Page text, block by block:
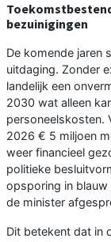
bezuinigingen
De komende jaren
uitdaging. Zonder
landelijk een
2030 wat alleen
personeelskosten.
2026 € 5 miljoen
weer financieel
politieke
opsporing in
de minister
Dit betekent dat in